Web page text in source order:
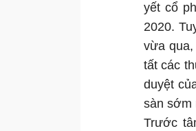
yết cổ
2020.
vừa
tất các
duyệt
sàn sớm
Trước